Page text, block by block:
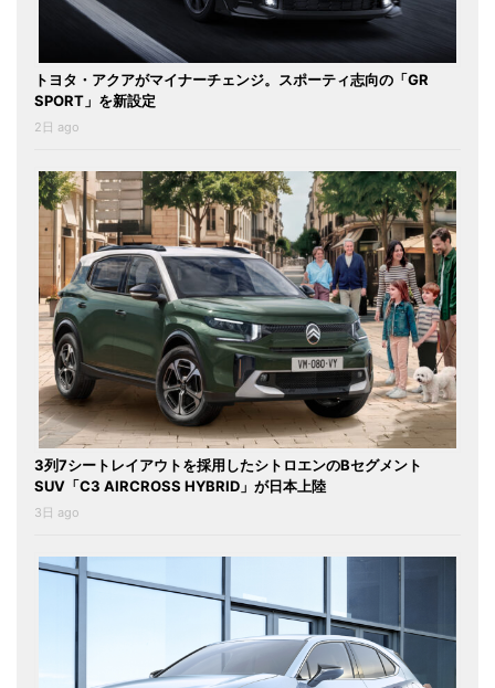
トヨタ・アクアがマイナーチェンジ。スポーティ志向の「GR
SPORT」を新設定
2日 ago
3列7シートレイアウトを採用したシトロエンのBセグメント
SUV「C3 AIRCROSS HYBRID」が日本上陸
3日 ago